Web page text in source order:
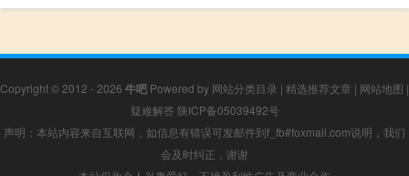
Copyright © 2012 - 2026 牛吧 Powered by 网站分类目录 | 精选推荐文章 | 网站地图 |
疑难解答 陕ICP备05039492号
声明：本站内容来自互联网，如信息有错误可发邮件到f_fb#foxmail.com说明，我们
会及时纠正，谢谢